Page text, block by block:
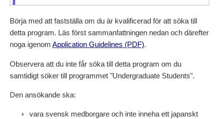
Börja med att fastställa om du är kvalificerad för att söka till
detta program. Läs först sammanfattningen nedan och därefter
noga igenom Application Guidelines (PDF).
Observera att du inte får söka till detta program om du
samtidigt söker till programmet "Undergraduate Students".
Den ansökande ska:
vara svensk medborgare och inte inneha ett japanskt